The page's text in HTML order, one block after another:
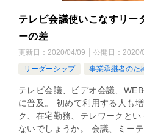
テレビ会議使いこなすリー
ーの差
更新日： 2020/04/09 公開日： 2020/
リーダーシップ
事業承継者のた
テレビ会議、ビデオ会議、
に普及。 初めて利用する人も
ク、在宅勤務、テレワークと
ないでしょうか。 会議、ミー